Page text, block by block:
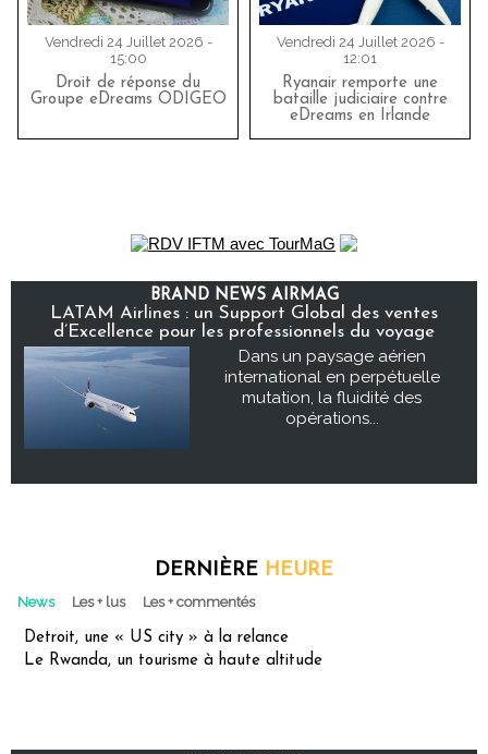
Vendredi 24 Juillet 2026 -
15:00
Droit de réponse du
Groupe eDreams ODIGEO
Vendredi 24 Juillet 2026 -
12:01
Ryanair remporte une
bataille judiciaire contre
eDreams en Irlande
BRAND NEWS AIRMAG
LATAM Airlines : un Support Global des ventes
d’Excellence pour les professionnels du voyage
Dans un paysage aérien
international en perpétuelle
mutation, la fluidité des
opérations...
DERNIÈRE HEURE
News Les + lus Les + commentés
Detroit, une « US city » à la relance
Le Rwanda, un tourisme à haute altitude